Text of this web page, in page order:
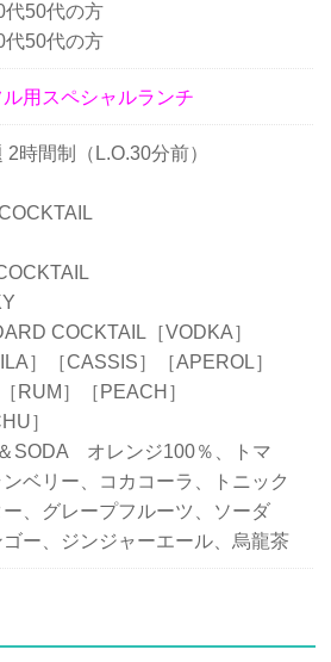
代50代の方
代50代の方
ル用スペシャルランチ
2時間制（L.O.30分前）
COCKTAIL［VODKA］
］［CASSIS］［APEROL］
［RUM］［PEACH］
］
SODA オレンジ100％、トマ
ンベリー、コカコーラ、トニック
ー、グレープフルーツ、ソーダ
ー、ジンジャーエール、烏龍茶